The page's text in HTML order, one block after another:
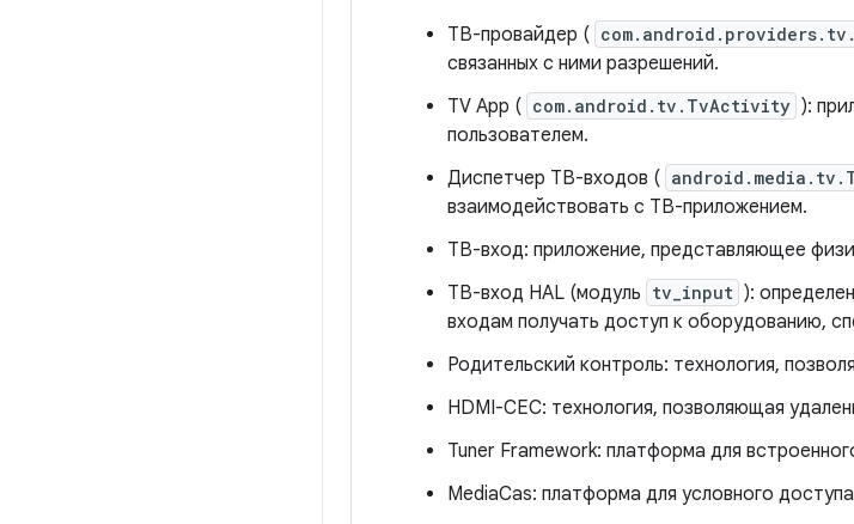
ТВ-провайдер (
связанных с ними разрешений.
TV App ( com.android.tv.TvActivity ):
пользователем.
Диспетчер ТВ-входов (
взаимодействовать с ТВ-приложением.
ТВ-вход: приложение, представляющее
ТВ-вход HAL (модуль tv_input ):
входам получать доступ к оборудованию,
Родительский контроль: технология,
HDMI-CEC: технология, позволяющая
Tuner Framework: платформа для
MediaCas: платформа для условного доступа